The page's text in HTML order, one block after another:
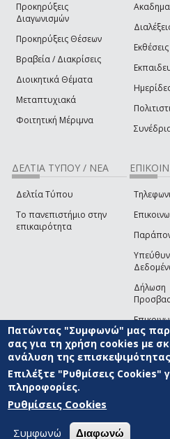
Προκηρύξεις
Διαγωνισμών
Προκηρύξεις Θέσεων
Βραβεία / Διακρίσεις
Διοικητικά Θέματα
Μεταπτυχιακά
Φοιτητική Μέριμνα
Εκθέσεις
ΔΕΛΤΙΑ ΤΥΠΟΥ / ΝΕΑ
Δελτία Τύπου
Το πανεπιστήμιο στην
επικαιρότητα
Δήλωση
© ΠΑΝΕΠΙΣΤΗΜΙΟ ΑΙΓΑΙΟΥ ΟΡΟΙ ΧΡΗΣΗΣ
ΑΝΑΠΤΥΞΗΣ
Πατώντας "Συμφωνώ" μας
σας για τη χρήση cookies με
ανάλυση της
Επιλέξτε "Ρυθμίσεις Cookies"
πληροφορίες.
Ρυθμίσεις Cookies
Συμφωνώ Διαφωνώ